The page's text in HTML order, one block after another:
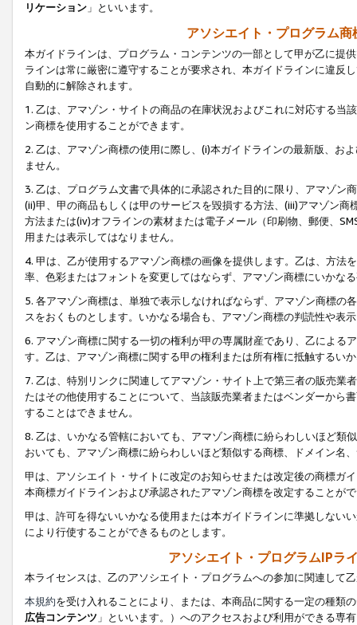
リケーション 」といいます。
アソシエイト・プログラム
本ガイドラインは、プログラム・コンテンツの一部として甲が乙に提
ラインは常に厳密に遵守することが要求され、本ガイドラインに違反
自動的に解除されます。
1. 乙は、アマゾン・サイトの商品の在庫状況およびこれに対応する
ン商標を使用することができます。
2. 乙は、アマゾン商標の使用に際し、(i)本ガイドラインの最新版、お
ません。
3. 乙は、プログラム文書で具体的に承認された目的に限り、アマゾン
(ii)甲、甲の商品もしくは甲のサービスを毀損する方法、(iii)アマゾン
方法または(iv)オフラインの素材または電子メール（印刷物、郵便、
用または表示してはなりません。
4. 甲は、乙が使用するアマゾン商標の画像を提供します。乙は、方
率、色彩またはフォントを変更してはならず、アマゾン商標にいかな
5. 各アマゾン商標は、単独で表示しなければならず、アマゾン商標
スをおくものとします。いかなる場合も、アマゾン商標の判読性や表
6. アマゾン商標に関する一切の権利が甲の専属財産であり、乙による
す。乙は、アマゾン商標に関する甲の権利または所有権に抵触するい
7. 乙は、特別リンクに関連してアマゾン・サイト上で第三者の販売
たはその他使用することについて、当該販売業者またはベンダーから
することはできません。
8. 乙は、いかなる管轄においても、アマゾン商標に紛らわしいほど類
おいても、アマゾン商標に紛らわしいほど類似する商標、ドメイン名
甲は、アソシエイト・サイトに改定のお知らせまたは改定後の商標ガ
本商標ガイドラインおよび承認されたアマゾン商標を改定することが
甲は、許可を得ないいかなる使用または本ガイドラインに準拠しない
により行使することができるものとします。
アソシエイト・プログラムIPラ
本ライセンスは、乙のアソシエイト・プログラムへの参加に関連して
本規約を受け入れることにより、または、本商品に関する一定の種類
広告コンテンツ 」といいます。）へのアクセスおよび利用ができる専